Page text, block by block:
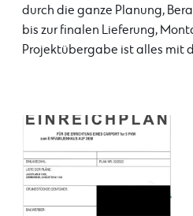
durch die ganze Planung,
bis zur finalen Lieferung,
Projektübergabe ist alles mit